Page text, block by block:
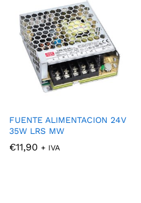
FUENTE ALIMENTACION 24V
35W LRS MW
€11,90 + IVA